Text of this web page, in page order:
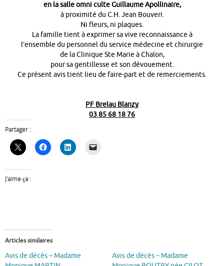
en lasalle omni culte Guillaume Apollinaire,
à proximité du C.H. Jean Bouveri.
Ni fleurs, ni plaques.
La famille tient à exprimer sa vive reconnaissance à
l’ensemble du personnel du service médecine et chirurgie
de la Clinique Ste Marie à Chalon,
pour sa gentillesse et son dévouement.
Ce présent avis tient lieu de faire-part et de remerciements.
PF Brelau Blanzy
03 85 68 18 76
Partager :
J’aime ça :
Articles similaires
Avis de décès – Madame
Avis de décès – Madame